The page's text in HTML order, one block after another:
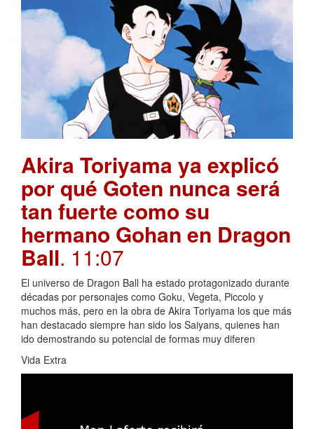
Akira Toriyama ya explicó
por qué Goten nunca será
tan fuerte como su
hermano Gohan en Dragon
Ball. 11:07
El universo de Dragon Ball ha estado protagonizado durante
décadas por personajes como Goku, Vegeta, Piccolo y
muchos más, pero en la obra de Akira Toriyama los que más
han destacado siempre han sido los Saiyans, quienes han
ido demostrando su potencial de formas muy diferen
Vida Extra